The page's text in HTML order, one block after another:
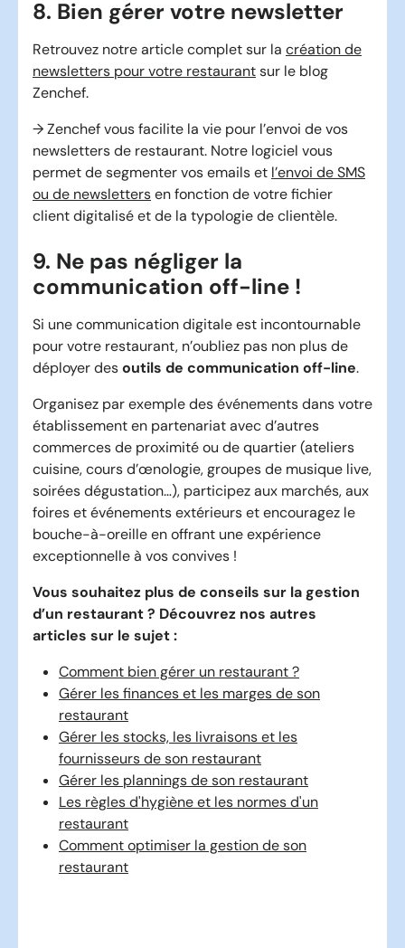
8. Bien gérer votre newsletter
Retrouvez notre article complet sur la création de
newsletters pour votre restaurantsur le blog
Zenchef.
→ Zenchef vous facilite la vie pour l’envoi de vos
newsletters de restaurant. Notre logiciel vous
permet de segmenter vos emails et l’envoi de SMS
ou de newslettersen fonction de votre fichier
client digitalisé et de la typologie de clientèle.
9. Ne pas négliger la
communication off-line !
Si une communication digitale est incontournable
pour votre restaurant, n’oubliez pas non plus de
déployer desoutils de communication off-line.
Organisez par exemple des événements dans votre
établissement en partenariat avec d’autres
commerces de proximité ou de quartier (ateliers
cuisine, cours d’œnologie, groupes de musique live,
soirées dégustation…), participez aux marchés, aux
foires et événements extérieurs et encouragez le
bouche-à-oreille en offrant une expérience
exceptionnelle à vos convives !
Vous souhaitez plus de conseils sur la gestion
d’un restaurant ? Découvrez nos autres
articles sur le sujet :
Comment bien gérer un restaurant ?
Gérer les finances et les marges de son
restaurant
Gérer les stocks, les livraisons et les
fournisseurs de son restaurant
Gérer les plannings de son restaurant
Les règles d'hygiène et les normes d'un
restaurant
Comment optimiser la gestion de son
restaurant